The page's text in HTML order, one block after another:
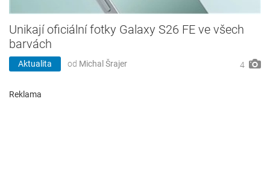
Unikají oficiální fotky Galaxy S26 FE ve všech
barvách
Aktualita od Michal Šrajer 4
Reklama